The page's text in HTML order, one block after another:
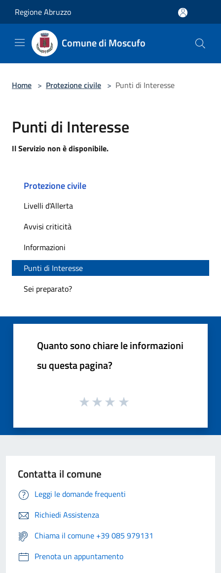
Regione Abruzzo
Comune di Moscufo
Home > Protezione civile > Punti di Interesse
Punti di Interesse
Il Servizio non è disponibile.
Protezione civile
Livelli d'Allerta
Avvisi criticità
Informazioni
Punti di Interesse
Sei preparato?
Quanto sono chiare le informazioni
su questa pagina?
Contatta il comune
Leggi le domande frequenti
Richiedi Assistenza
Chiama il comune +39 085 979131
Prenota un appuntamento